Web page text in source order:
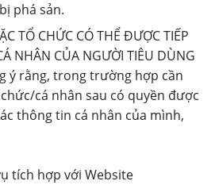
phá sản.
TỔ CHỨC CÓ THỂ ĐƯỢC TIẾP
NHÂN CỦA NGƯỜI TIÊU DÙNG
ý rằng, trong trường hợp cần
cá nhân sau có quyền được
thông tin cá nhân của mình,
tích hợp với Website